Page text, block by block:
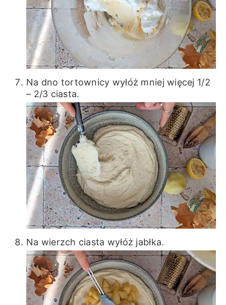
Na dno tortownicy wyłóż mniej więcej 1/2
– 2/3 ciasta.
Na wierzch ciasta wyłóż jabłka.